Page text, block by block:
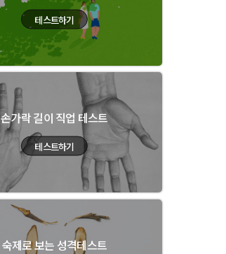
손가락 길이 직업 테스트
숙제로 보는 성격테스트